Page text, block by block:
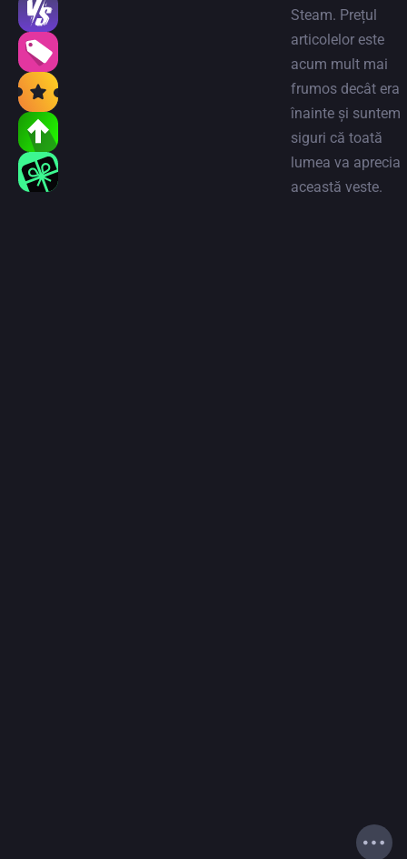
Steam. Prețul
articolelor este
acum mult mai
frumos decât era
înainte și suntem
siguri că toată
lumea va aprecia
această veste.